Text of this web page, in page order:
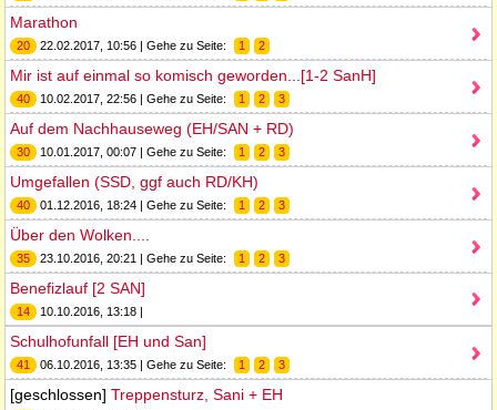
Marathon
20 22.02.2017, 10:56 | Gehe zu Seite: 1 2
Mir ist auf einmal so komisch geworden...[1-2 SanH]
40 10.02.2017, 22:56 | Gehe zu Seite: 1 2 3
Auf dem Nachhauseweg (EH/SAN + RD)
30 10.01.2017, 00:07 | Gehe zu Seite: 1 2 3
Umgefallen (SSD, ggf auch RD/KH)
40 01.12.2016, 18:24 | Gehe zu Seite: 1 2 3
Über den Wolken....
35 23.10.2016, 20:21 | Gehe zu Seite: 1 2 3
Benefizlauf [2 SAN]
14 10.10.2016, 13:18 |
Schulhofunfall [EH und San]
41 06.10.2016, 13:35 | Gehe zu Seite: 1 2 3
[geschlossen] Treppensturz, Sani + EH